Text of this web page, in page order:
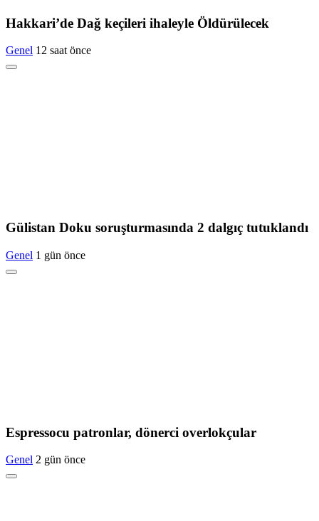
Hakkari’de Dağ keçileri ihaleyle Öldürülecek
Genel 12 saat önce
Gülistan Doku soruşturmasında 2 dalgıç tutuklandı
Genel 1 gün önce
Espressocu patronlar, dönerci overlokçular
Genel 2 gün önce